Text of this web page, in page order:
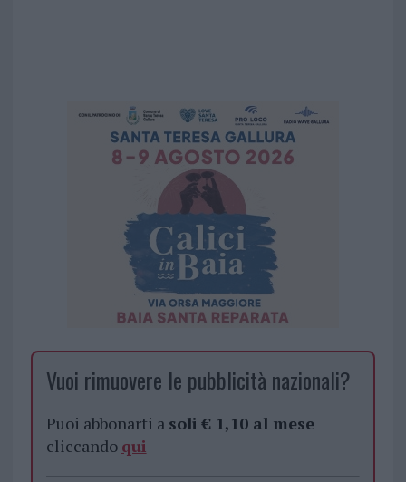
Vuoi rimuovere le pubblicità nazionali?
Puoi abbonarti a soli € 1,10 al mese
cliccando qui